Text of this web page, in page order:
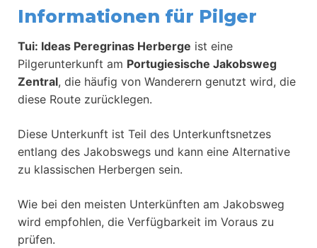
Informationen für Pilger
Tui: Ideas Peregrinas Herberge ist eine
Pilgerunterkunft am Portugiesische Jakobsweg
Zentral, die häufig von Wanderern genutzt wird, die
diese Route zurücklegen.
Diese Unterkunft ist Teil des Unterkunftsnetzes
entlang des Jakobswegs und kann eine Alternative
zu klassischen Herbergen sein.
Wie bei den meisten Unterkünften am Jakobsweg
wird empfohlen, die Verfügbarkeit im Voraus zu
prüfen.